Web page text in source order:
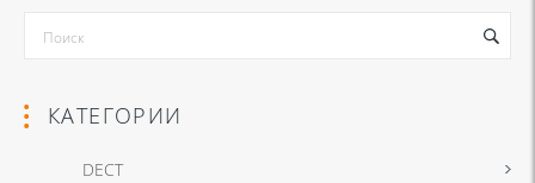
КАТЕГОРИИ
DECT